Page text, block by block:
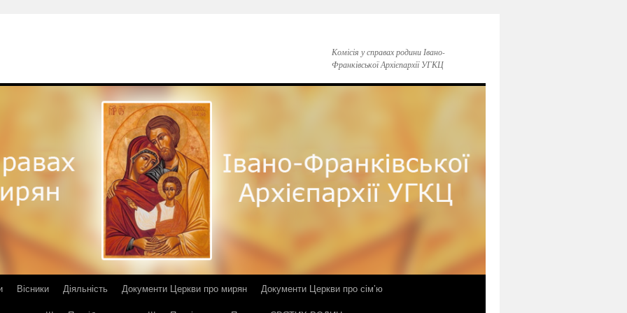
Комісія у справах родини Івано-
Франківської Архієпархії УГКЦ
Вісники Діяльність Документи Церкви про мирян
Документи Церкви про сім’ю